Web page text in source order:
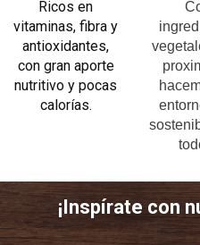
Ricos en
vitaminas, fibra y
antioxidantes,
con gran aporte
nutritivo y pocas
calorías.
¡Inspírate con